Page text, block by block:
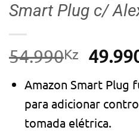
Smart Plug c/
54.990Kz
O
era:
Amazon Smart Plug
para adicionar
tomada elétrica.